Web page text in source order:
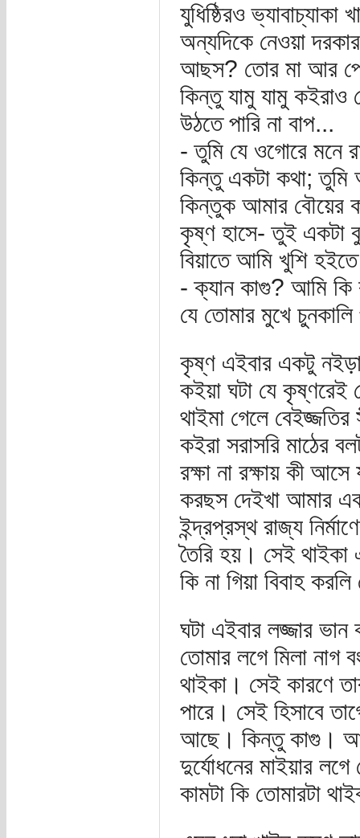
যুধিষ্ঠিরও
অন্যদিকে নেওয়া
আছস? তোর মা আর
কিন্তু যামু যামু কইরাও
উঠতে পারি না বাপ...
- তুমি যে ওগোরে মনে
কিন্তু একটা কথা; তুমি
কিন্তুক আমার বৌয়ের
কৃষ্ণ হাসে- তুই একটা
বিয়াতে আমি খুশি
- ক্যান কাগু? আমি কি
যে তোমার মুখে
কৃষ্ণ এইবার একটু নইড়া
কইয়া ঘটা যে কৃষ্ণরেই
থাইমা গেলে বেইজ্জতির
কইরা সরাসরি মাঠের
রক্ষা না রক্ষায় কী
করছস দেইখা আমার
ইন্দ্রপ্রস্থ রাজ্য
তৈরি হয়। সেই
কি না গিয়া বিবাহ
ঘটা এইবার লজ্জার
তোমার লগে মিলা নাগ
থাইকা। সেই কারণে
পারে। সেই হিসাবে
আছে। কিন্তু কাগু।
দুর্যোধনের মাইয়ার
কামটা কি তোমারটা